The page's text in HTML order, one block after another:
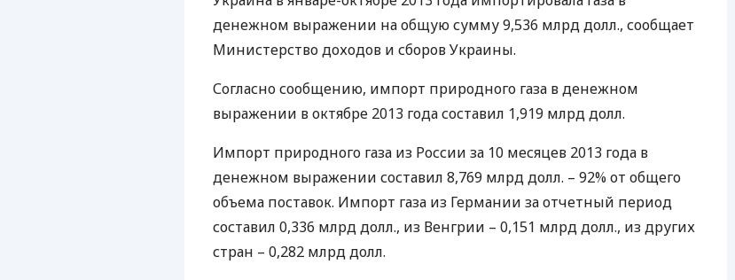
ЕЖЕМЕСЯЧНЫЙ ОБЗОР
БАНКОВСКИМ КАРТАМ
денежном выражении на общую сумму 9,536 млрд долл., сообщает
Министерство доходов и сборов Украины.
Согласно сообщению, импорт природного газа в денежном
выражении в октябре 2013 года составил 1,919 млрд долл.
Импорт природного газа из России за 10 месяцев 2013 года в
денежном выражении составил 8,769 млрд долл. – 92% от общего
объема поставок. Импорт газа из Германии за отчетный период
составил 0,336 млрд долл., из Венгрии – 0,151 млрд долл., из других
стран – 0,282 млрд долл.